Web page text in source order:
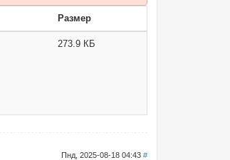
Размер
273.9 КБ
Пнд, 2025-08-18 04:43 #